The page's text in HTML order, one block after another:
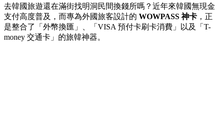
去韓國旅遊還在滿街找明洞民間換錢所嗎？近年來韓國無現金
支付高度普及，而專為外國旅客設計的 WOWPASS 神卡 ，正
是整合了「外幣換匯」、「VISA 預付卡刷卡消費」以及「T-
money 交通卡」的旅韓神器。